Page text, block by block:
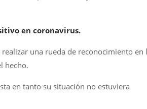
en coronavirus.
una rueda de reconocimiento en
hecho.
en tanto su situación no estuviera